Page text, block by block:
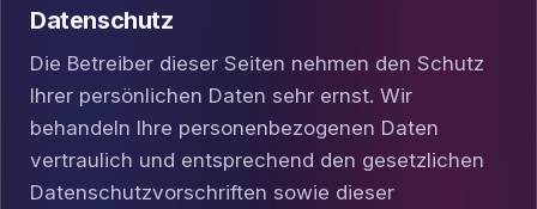
Datenschutz
Die Betreiber dieser Seiten nehmen den Schutz
Ihrer persönlichen Daten sehr ernst. Wir
behandeln Ihre personenbezogenen Daten
vertraulich und entsprechend den gesetzlichen
Datenschutzvorschriften sowie dieser